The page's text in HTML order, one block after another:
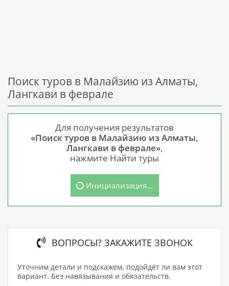
Поиск туров в Малайзию из Алматы,
Лангкави в феврале
Для получения результатов
«Поиск туров в Малайзию из Алматы,
Лангкави в феврале»,
нажмите Найти туры
Инициализация...
ВОПРОСЫ? ЗАКАЖИТЕ ЗВОНОК
Уточним детали и подскажем, подойдёт ли вам этот
вариант. Без навязывания и обязательств.